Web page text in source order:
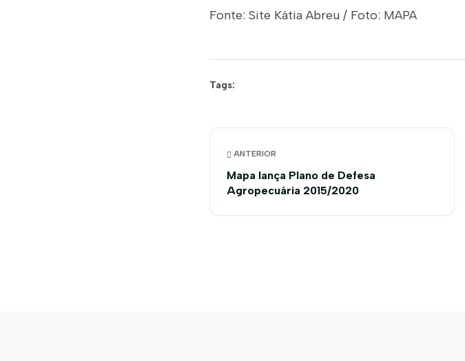
Fonte: Site Kátia Abreu / Foto: MAPA
Tags:
ANTERIOR
Mapa lança Plano de Defesa
Agropecuária 2015/2020